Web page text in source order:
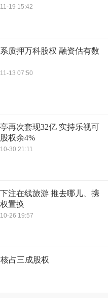
19 15:42
质押万科股权 融资估有数
13 07:50
再次套现32亿 实持乐视可
权余4%
30 21:11
注在线旅游 推去哪儿、携
置换
26 19:57
占三成股权